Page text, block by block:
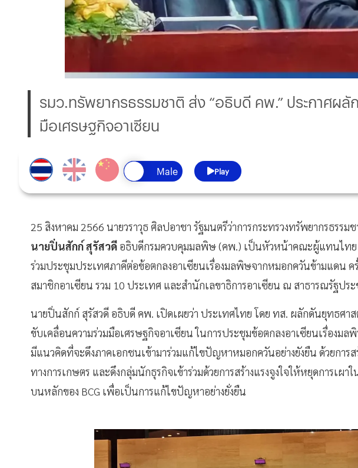
รมว.ทรัพยากรธรรมชาติ ส่ง “อธิบดี คพ.” ประกาศผ
มือเศรษฐกิจอาเซียน
Play
25 สิงหาคม 2566 นายวราวุธ ศิลปอาชา รัฐมนตรีว่าการกระทรวงทรัพยากรธรร
นายปิ่นสักก์ สุรัสวดี อธิบดีกรมควบคุมมลพิษ (คพ.) เป็นหัวหน้าคณะผู้แทนไทย
ร่วมประชุมประเทศภาคีต่อข้อตกลงอาเซียนเรื่องมลพิษจากหมอกควันข้ามแดน ค
สมาชิกอาเซียน รวม 10 ประเทศ และสำนักเลขาธิการอาเซียน ณ สาธารณรัฐปร
นายปิ่นสักก์ สุรัสวดี อธิบดี คพ. เปิดเผยว่า ประเทศไทย โดย ทส. ผลักดันยุทธศาส
ขับเคลื่อนความร่วมมือเศรษฐกิจอาเซียน ในการประชุมข้อตกลงอาเซียนเรื่องม
มีแนวคิดที่จะดึงภาคเอกชนเข้ามาร่วมแก้ไขปัญหาหมอกควันอย่างยังยืน ด้วยการ
ทางการเกษตร และดึงกลุ่มนักธุรกิจเข้าร่วมด้วยการสร้างแรงจูงใจให้หยุดการเผ
บนหลักของ BCG เพื่อเป็นการแก้ไขปัญหาอย่างยั่งยืน